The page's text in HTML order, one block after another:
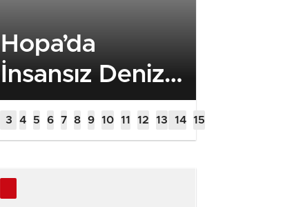
Hopa’da
İnsansız Deniz
Aracı Alarmı